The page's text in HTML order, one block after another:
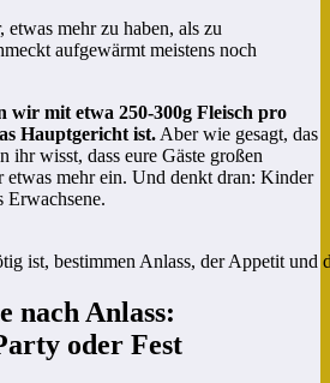
etwas mehr zu haben, als zu
aufgewärmt meistens noch
wir mit etwa 250-300g Fleisch pro
Hauptgericht ist. Aber wie gesagt, das
ihr wisst, dass eure Gäste großen
etwas mehr ein. Und denkt dran: Kinder
Erwachsene.
ist, bestimmen Anlass, der Appetit
nach Anlass:
oder Fest